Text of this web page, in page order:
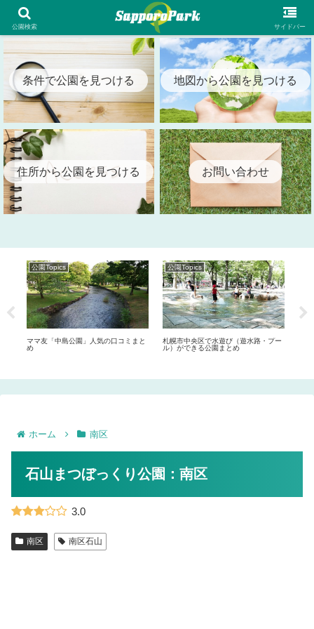
札幌市内の全公園情報を検索出来る札幌パーク（SapporoPark）
条件で公園を見つける 地図から公園を見つける
住所から公園を見つける お問い合わせ
公園Topics
ママ友「中島公園」人気の口コミまと
め
公園Topics
札幌市中央区で水遊び（遊水路・プー
ル）ができる公園まとめ
ホーム 南区
石山まつぼっくり公園：南区
3.0
南区 南区石山
公園検索 サイドバー